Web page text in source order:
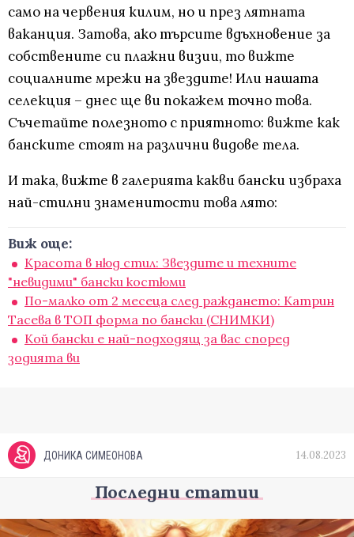
само на червения килим, но и през лятната
ваканция. Затова, ако търсите вдъхновение за
собствените си плажни визии, то вижте
социалните мрежи на звездите! Или нашата
селекция – днес ще ви покажем точно това.
Съчетайте полезното с приятното: вижте как
банските стоят на различни видове тела.
И така, вижте в галерията какви бански избраха
най-стилни знаменитости това лято:
Виж още:
Красота в нюд стил: Звездите и техните
"невидими" бански костюми
По-малко от 2 месеца след раждането: Катрин
Тасева в ТОП форма по бански (СНИМКИ)
Кой бански е най-подходящ за вас според
зодията ви
ДОНИКА СИМЕОНОВА 14.08.2023
Последни статии